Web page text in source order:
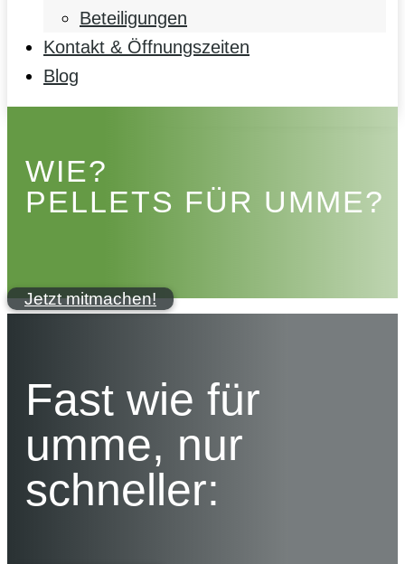
Beteiligungen
Kontakt & Öffnungszeiten
Blog
WIE?
PELLETS FÜR UMME?
Jetzt mitmachen!
Fast wie für
umme, nur
schneller: